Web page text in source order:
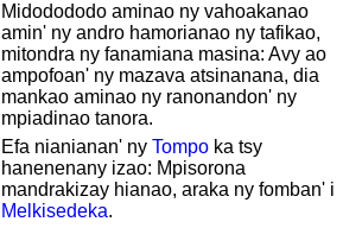
Midodododo aminao ny vahoakanao
amin' ny andro hamorianao ny tafikao,
mitondra ny fanamiana masina: Avy ao
ampofoan' ny mazava atsinanana, dia
mankao aminao ny ranonandon' ny
mpiadinao tanora.
Efa nianianan' ny Tompoka tsy
hanenenany izao: Mpisorona
mandrakizay hianao, araka ny fomban' i
Melkisedeka.